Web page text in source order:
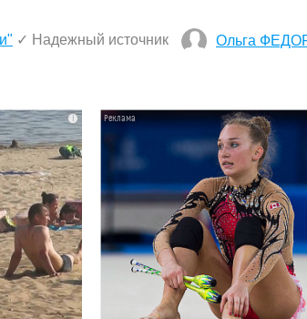
✓ Надежный источник Ольга